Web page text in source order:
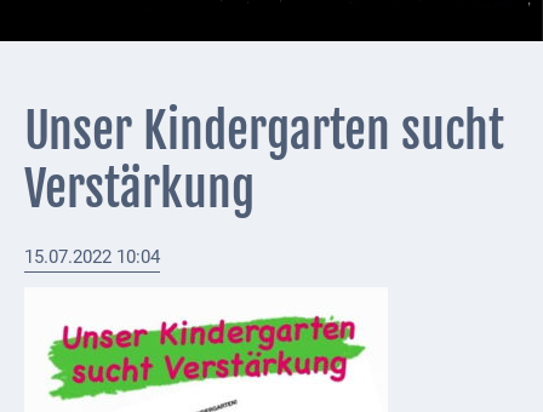
Impressionen
Nachrichtenarchiv
Verbandsgemeinde
Deidesheim
Polizei +
Externe
Behörden
Unser Kindergarten sucht
Verstärkung
15.07.2022 10:04